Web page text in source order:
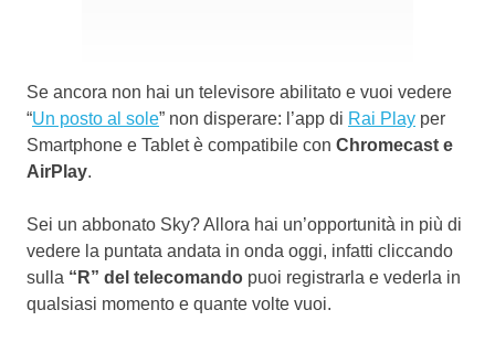
Se ancora non hai un televisore abilitato e vuoi vedere
“Un posto al sole” non disperare: l’app di Rai Play per
Smartphone e Tablet è compatibile con Chromecast e
AirPlay.
Sei un abbonato Sky? Allora hai un’opportunità in più di
vedere la puntata andata in onda oggi, infatti cliccando
sulla “R” del telecomando puoi registrarla e vederla in
qualsiasi momento e quante volte vuoi.